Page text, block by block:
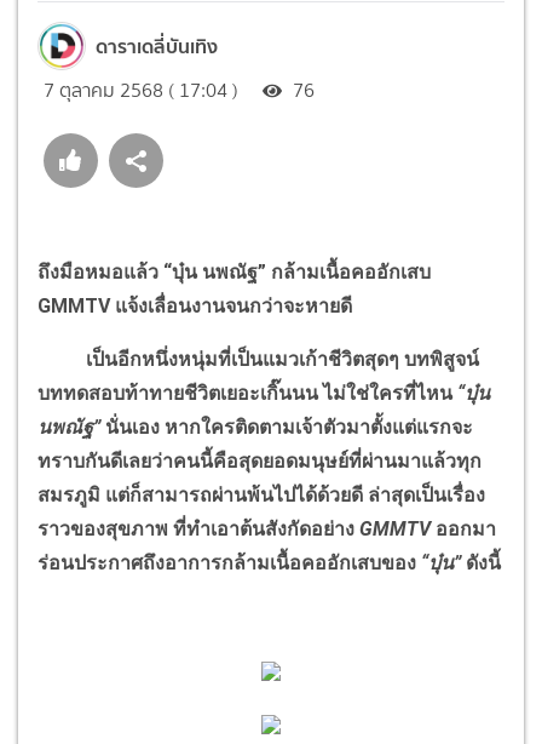
ดาราเดลี่บันเทิง
7 ตุลาคม 2568 ( 17:04 ) 76
ถึงมือหมอแล้ว “บุ๋น นพณัฐ” กล้ามเนื้อคออักเสบ
GMMTV แจ้งเลื่อนงานจนกว่าจะหายดี
เป็นอีกหนึ่งหนุ่มที่เป็นแมวเก้าชีวิตสุดๆ บทพิสูจน์
บททดสอบท้าทายชีวิตเยอะเกิ๊นนน ไม่ใช่ใครที่ไหน “บุ๋น
นพณัฐ”นั่นเอง หากใครติดตามเจ้าตัวมาตั้งแต่แรกจะ
ทราบกันดีเลยว่าคนนี้คือสุดยอดมนุษย์ที่ผ่านมาแล้วทุก
สมรภูมิ แต่ก็สามารถผ่านพ้นไปได้ด้วยดี ล่าสุดเป็นเรื่อง
ราวของสุขภาพ ที่ทำเอาต้นสังกัดอย่าง GMMTVออกมา
ร่อนประกาศถึงอาการกล้ามเนื้อคออักเสบของ “บุ๋น”ดังนี้